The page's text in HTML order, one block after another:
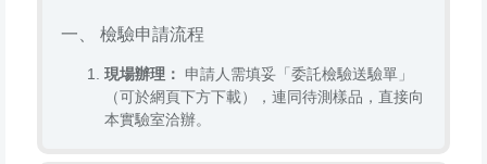
一、 檢驗申請流程
現場辦理：
申請人需填妥「委託檢驗送驗單」
（可於網頁下方下載），連同待測樣品，直接向
本實驗室洽辦。